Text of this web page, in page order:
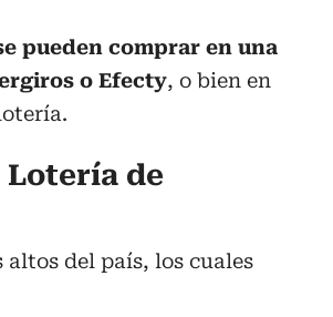
pueden comprar en una
o Efecty, o bien en
Lotería de
altos del país, los cuales